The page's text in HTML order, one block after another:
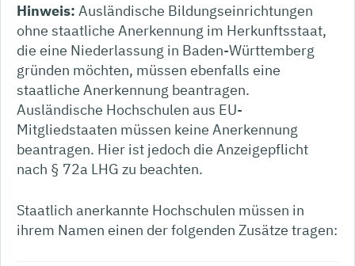
Hinweis: Ausländische Bildungseinrichtungen
ohne staatliche Anerkennung im Herkunftsstaat,
die eine Niederlassung in Baden-Württemberg
gründen möchten, müssen ebenfalls eine
staatliche Anerkennung beantragen.
Ausländische Hochschulen aus EU-
Mitgliedstaaten müssen keine Anerkennung
beantragen. Hier ist jedoch die Anzeigepflicht
nach § 72a LHG zu beachten.
Staatlich anerkannte Hochschulen müssen in
ihrem Namen einen der folgenden Zusätze tragen: